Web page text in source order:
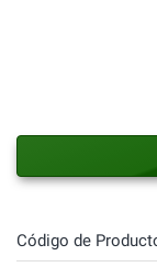
Código de